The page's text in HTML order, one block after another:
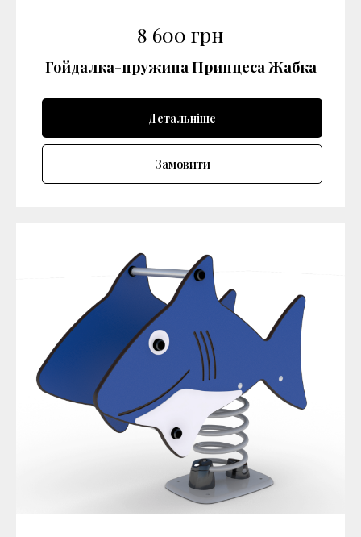
8 600 грн
Гойдалка-пружина Принцеса Жабка
Детальніше
Замовити